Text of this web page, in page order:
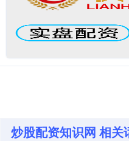
炒股配资知识网 相关